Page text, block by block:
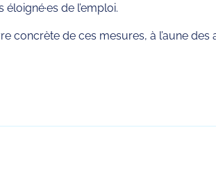
de l’emploi.
concrète de ces mesures, à l’aune